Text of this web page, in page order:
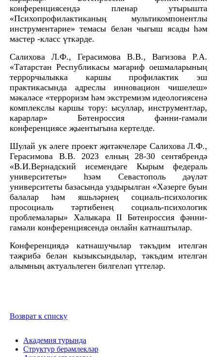
конференциясендә пленар утырышта
«Психопрофилактиканың мультикомпонентлы
инструментарие» темасы белән чыгыш ясады һәм
мастер -класс үткәрде.
Салихова Л.Ф., Герасимова В.В., Вагизова Р.А.
«Татарстан Республикасы мәгариф оешмаларының
террорчылыкка каршы профилактик эш
практикасында адреслы инновацион чишелеш»
мәкаләсе «терроризм һәм экстремизм идеологиясенә
комплекслы каршы тору: ысуллар, инструментлар,
карарлар» Бөтенроссия фәнни-гамәли
конференциясе җыентыгына кертелде.
Шулай ук әлеге проект җитәкчеләре Салихова Л.Ф.,
Герасимова В.В. 2023 елның 28-30 сентябрендә
«В.И.Вернадский исемендәге Кырым федераль
университеты» һзәм Севастополь дәүләт
университеты базасында уздырылган «Хәзерге буын
балалар һәм яшьләрнең социаль-психологик
просоциаль тәртибенең социаль-психологик
проблемалары» Халыкара II Бөтенроссия фәнни-
гамәли конференциясендә онлайн катнаштылар.
Конференциядә катнашучылар тәкъдим ителгән
тәҗрибә белән кызыксындылар, тәкъдим ителгән
алымның актуальлеген билгеләп үттеләр.
Возврат к списку
Академия турында
Структур берәмлекләр